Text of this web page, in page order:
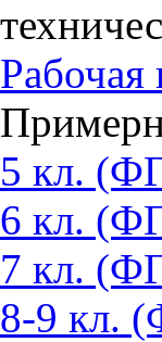
5 кл.
6 кл.
7 кл.
8-9 кл.